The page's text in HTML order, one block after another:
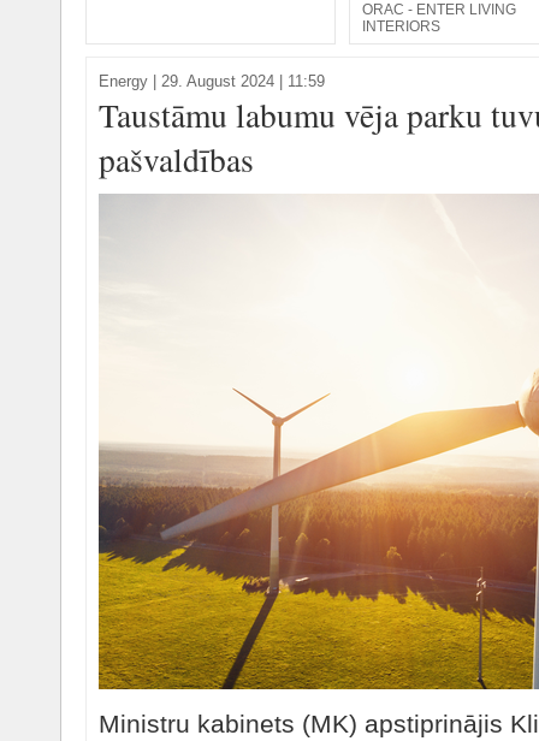
ORAC - ENTER LIVING
INTERIORS
Energy 29. August 2024 | 11:59
Taustāmu labumu vēja parku
pašvaldības
Ministru kabinets (MK) apstiprinājis